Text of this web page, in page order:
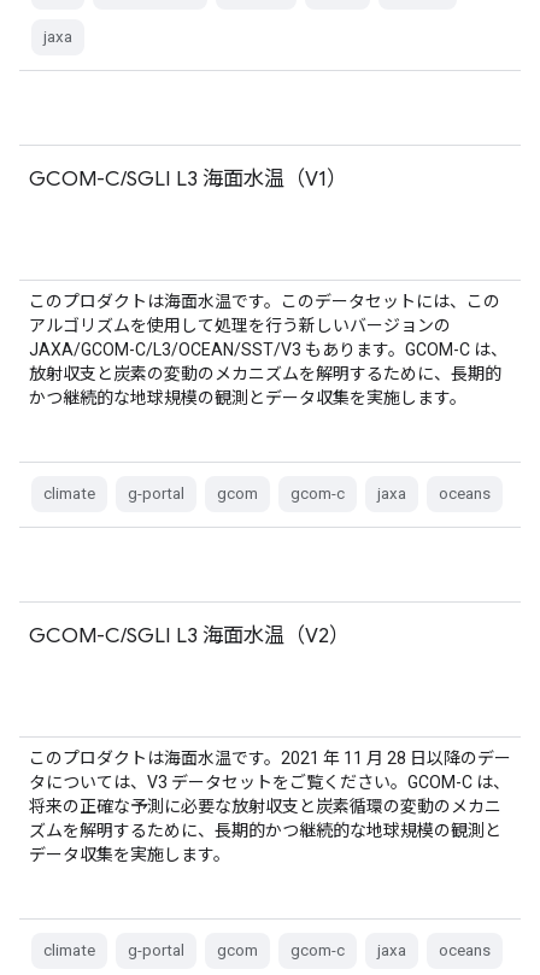
jaxa
GCOM-C/SGLI L3 海面水温（V1）
このプロダクトは海面水温です。このデータセットには、この
アルゴリズムを使用して処理を行う新しいバージョンの
JAXA/GCOM-C/L3/OCEAN/SST/V3 もあります。GCOM-C は、
放射収支と炭素の変動のメカニズムを解明するために、長期的
かつ継続的な地球規模の観測とデータ収集を実施します。
climate g-portal gcom gcom-c jaxa oceans
GCOM-C/SGLI L3 海面水温（V2）
このプロダクトは海面水温です。2021 年 11 月 28 日以降のデー
タについては、V3 データセットをご覧ください。GCOM-C は、
将来の正確な予測に必要な放射収支と炭素循環の変動のメカニ
ズムを解明するために、長期的かつ継続的な地球規模の観測と
データ収集を実施します。
climate g-portal gcom gcom-c jaxa oceans